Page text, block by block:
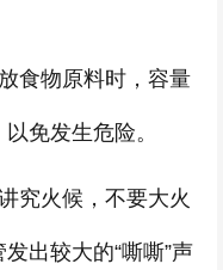
食物原料时，容量
免发生危险。
究火候，不要大火
出较大的“嘶嘶”声